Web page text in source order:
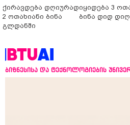
ქირავდება დღიურად
2 ოთახიანი ბინა
გლდანში
იყიდება 3
ბინა დიდ
ბიზნესისა და ტექნოლოგიების